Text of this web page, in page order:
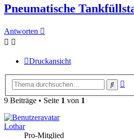
Pneumatische
Antworten
Druckansicht
Suche
9 Beiträge • Seite 1 von 1
Lothar
Pro-Mitglied